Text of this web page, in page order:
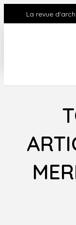
La revue